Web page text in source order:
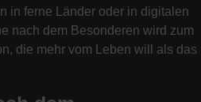
in ferne Länder oder in digitalen
nach dem Besonderen wird zum
die mehr vom Leben will als das